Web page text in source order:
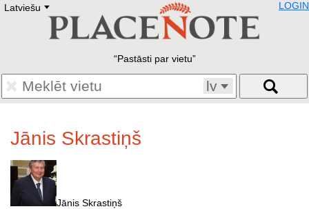
Latviešu E
Deutsch
Francais
Polski
Eestikeelne
LOGIN
Pastāsti par vietu
lv
Jānis Skrastiņš
Jānis Skrastiņš